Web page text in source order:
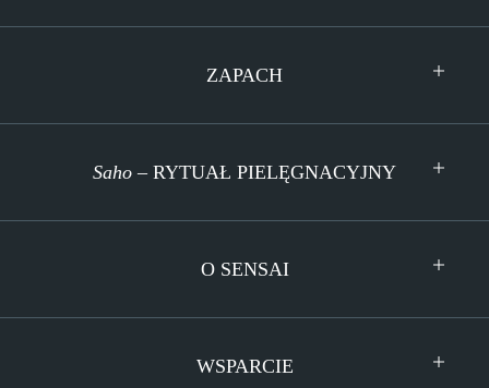
ZAPACH
Saho – RYTUAŁ PIELĘGNACYJNY
O SENSAI
WSPARCIE